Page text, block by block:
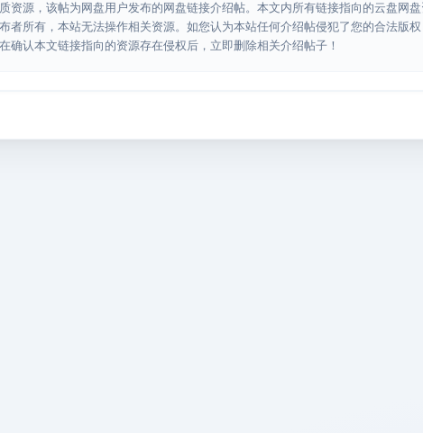
资源，该帖为网盘用户发布的网盘链接介绍帖。本文内所有链接指向的云盘网
者所有，本站无法操作相关资源。如您认为本站任何介绍帖侵犯了您的合法版
确认本文链接指向的资源存在侵权后，立即删除相关介绍帖子！